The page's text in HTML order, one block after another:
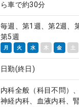
ら車で約30分
毎週、第1週、第2週、
第5週
月 火 水 木 金 土
日勤(終日)
内科全般（科目不問）
神経内科、血液内科、